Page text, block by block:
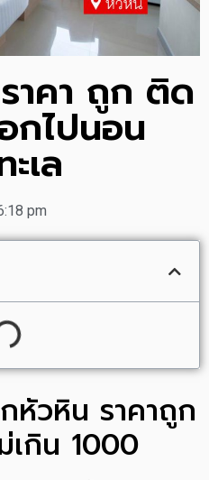
าคา ถูก ติด
กไปนอน
เล
pm
หัวหิน ราคาถูก
เกิน 1000